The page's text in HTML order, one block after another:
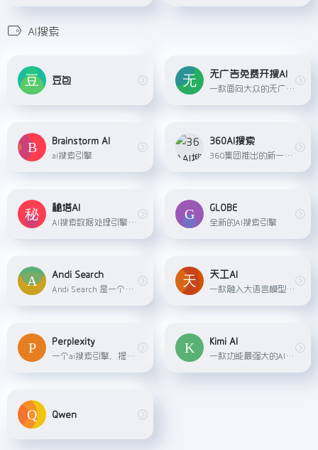
AI搜索
豆包
无广告免费开搜AI
一款面向大众的无广告、直达答案的、AI专业语义搜索引擎。AI搜索工具，具有精准甄别、快速直达、即搜即得、智选推荐核心功能
Brainstorm AI
ai搜索引擎
360AI搜索
360集团推出的新一代AI搜索引擎，通过语义理解、知识图谱等技术，可以准确理解用户的搜索意图，主动提问补全信息，从海量网页中深度提取相关内容，最终给出结构清晰、全面准确的答...
秘塔AI
AI搜索数据处理引擎，可以更为直观的找到所需信息
GLOBE
全新的AI搜索引擎
Andi Search
Andi Search 是一个初创的 AI 搜索引擎，它提供了一种探索互联网和获取知识的更好方式。 使用Andi一段时间后，人们会感觉到确实有一种更好的方法来呈现信息。 很明显，Bing 和 Goo...
天工AI
一款融入大语言模型的AI搜索引擎
Perplexity
一个ai搜索引擎，提供自然语言答案。
Kimi AI
一款功能最强大的AI智能助手,功能包括：对话、超长文本阅读、语音转文字、信息搜索、文件内容处理
Qwen